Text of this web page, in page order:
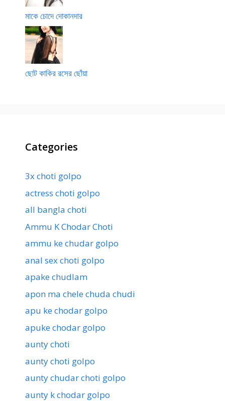
মাকে চোদে দোকানদার
ছোট কাকির রসের ছোঁয়া
Categories
3x choti golpo
actress choti golpo
all bangla choti
Ammu K Chodar Choti
ammu ke chudar golpo
anal sex choti golpo
apake chudlam
apon ma chele chuda chudi
apu ke chodar golpo
apuke chodar golpo
aunty choti
aunty choti golpo
aunty chudar choti golpo
aunty k chodar golpo